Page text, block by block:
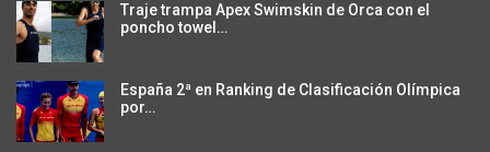
Traje trampa Apex Swimskin de Orca con el
poncho towel…
España 2ª en Ranking de Clasificación Olímpica
por…